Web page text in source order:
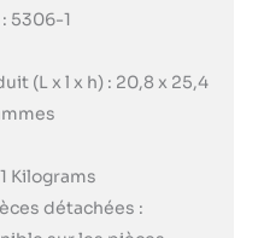
5306-1
(L x l x h) : 20,8 x 25,4
Kilograms
détachées :